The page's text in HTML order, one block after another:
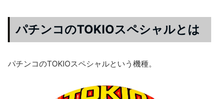
パチンコのTOKIOスペシャルとは
パチンコのTOKIOスペシャルという機種。